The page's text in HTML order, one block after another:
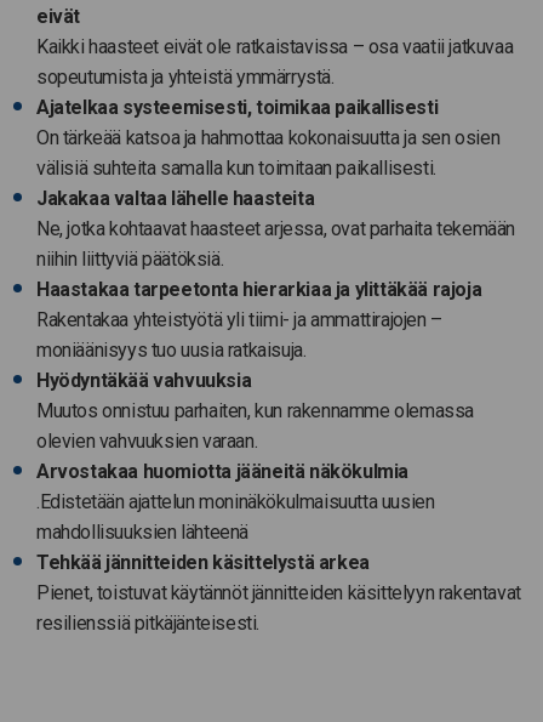
eivät
Kaikki haasteet eivät ole ratkaistavissa – osa vaatii jatkuvaa
sopeutumista ja yhteistä ymmärrystä.
Ajatelkaa systeemisesti, toimikaa paikallisesti
On tärkeää katsoa ja hahmottaa kokonaisuutta ja sen osien
välisiä suhteita samalla kun toimitaan paikallisesti.
Jakakaa valtaa lähelle haasteita
Ne, jotka kohtaavat haasteet arjessa, ovat parhaita tekemään
niihin liittyviä päätöksiä.
Haastakaa tarpeetonta hierarkiaa ja ylittäkää rajoja
Rakentakaa yhteistyötä yli tiimi- ja ammattirajojen –
moniäänisyys tuo uusia ratkaisuja.
Hyödyntäkää vahvuuksia
Muutos onnistuu parhaiten, kun rakennamme olemassa
olevien vahvuuksien varaan.
Arvostakaa huomiotta jääneitä näkökulmia
.Edistetään ajattelun moninäkökulmaisuutta uusien
mahdollisuuksien lähteenä
Tehkää jännitteiden käsittelystä arkea
Pienet, toistuvat käytännöt jännitteiden käsittelyyn rakentavat
resilienssiä pitkäjänteisesti.